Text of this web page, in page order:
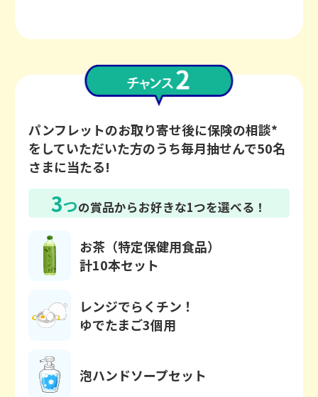
パンフレットのお取り寄せ後に保険の相談*
をしていただいた方のうち毎月抽せんで50名
さまに当たる!
3つの賞品からお好きな1つを選べる！
お茶（特定保健用食品）
計10本セット
レンジでらくチン！
ゆでたまご3個用
泡ハンドソープセット